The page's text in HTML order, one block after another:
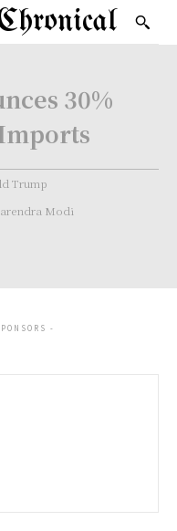
30%
Trump
Modi
-